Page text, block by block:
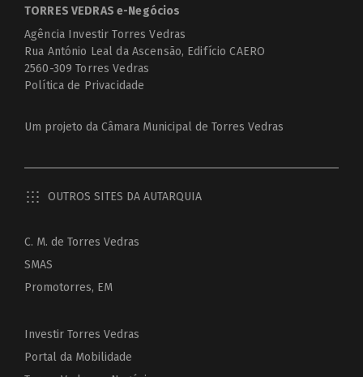
TORRES VEDRAS e-Negócios
Agência Investir Torres Vedras
Rua António Leal da Ascensão, Edifício CAERO
2560-309 Torres Vedras
Política de Privacidade
Um projeto da Câmara Municipal de Torres Vedras
OUTROS SITES DA AUTARQUIA
C. M. de Torres Vedras
SMAS
Promotorres, EM
Investir Torres Vedras
Portal da Mobilidade